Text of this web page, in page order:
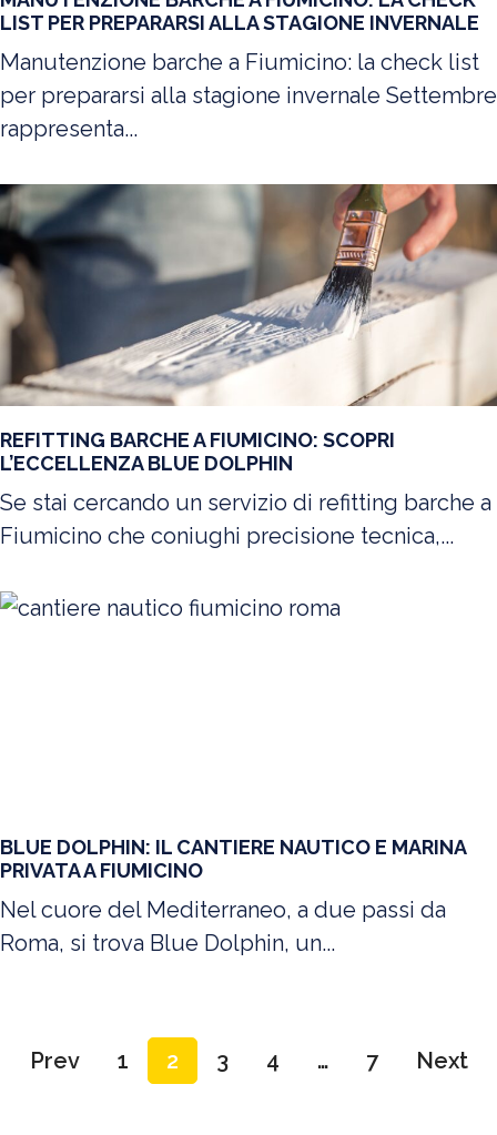
LIST PER PREPARARSI ALLA STAGIONE INVERNALE
Manutenzione barche a Fiumicino: la check list
per prepararsi alla stagione invernale Settembre
rappresenta...
REFITTING BARCHE A FIUMICINO: SCOPRI
L’ECCELLENZA BLUE DOLPHIN
Se stai cercando un servizio di refitting barche a
Fiumicino che coniughi precisione tecnica,...
BLUE DOLPHIN: IL CANTIERE NAUTICO E MARINA
PRIVATA A FIUMICINO
Nel cuore del Mediterraneo, a due passi da
Roma, si trova Blue Dolphin, un...
Prev 1 2 3 4 … 7 Next